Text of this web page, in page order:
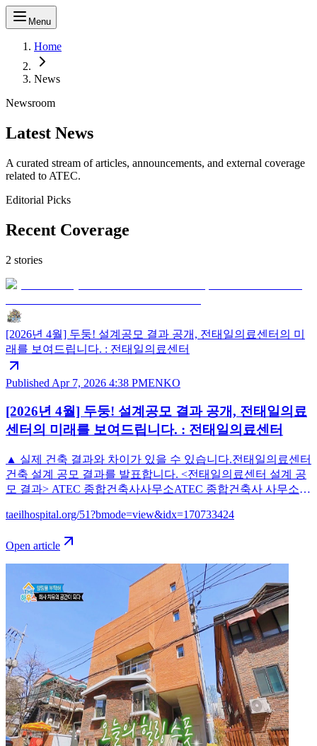
Menu
Home
News
Newsroom
Latest News
A curated stream of articles, announcements, and external coverage
related to ATEC.
Editorial Picks
Recent Coverage
2 stories
[2026년 4월] 두둥! 설계공모 결과 공개, 전태일의료센터의 미
래를 보여드립니다. : 전태일의료센터
Published Apr 7, 2026 4:38 PMENKO
[2026년 4월] 두둥! 설계공모 결과 공개, 전태일의료
센터의 미래를 보여드립니다. : 전태일의료센터
▲ 실제 건축 결과와 차이가 있을 수 있습니다.전태일의료센터
건축 설계 공모 결과를 발표합니다. <전태일의료센터 설계 공
모 결과> ATEC 종합건축사사무소ATEC 종합건축사 사무소는
케어센터(2022) 등 의료시설 설계경험을 가진 사무소입니다.
서관(2023) 등의 설계 프로젝트를 진행했습니다. 심사 과제와
심사위원 명단은 본 링크에서 확인할 수 있습니다.😀4월 6일
녹색병원 지하 2층 대강당에서 건립공사 설계 계약식을 진행
했습니다. 이날 계약식에는 녹색병원 임상혁 원장과 전태일의
료센터 사무국 성원, ATEC 종합건축사사무소의 김상길 대표,
김희옥 대표, 어승선 이사가 참여했습니다. 설계 계약은 전태
일의료센터 공사의 '첫 삽을 위한 약속' 입니다. 제출된 안을 바
탕으로, 세부적인 설계에 들어가고, 이후 인허가과정까지 1년
여의 시간이 소요됩니다. 짧지 않은 시간이지만, 정확한 설계
를 통해 안정적인 건물을 지을 수 있도록 노력하겠습니다. 설
계 과정도 시민 여러분과 함께 나누겠습니다. 5월 중 건축 설명
회를 통해 후원자여러분께 설계안에 대해 설명하는 시간을 가
지려합니다. 감사합니다.
taeilhospital.org/51?bmode=view&idx=170733424
Open article